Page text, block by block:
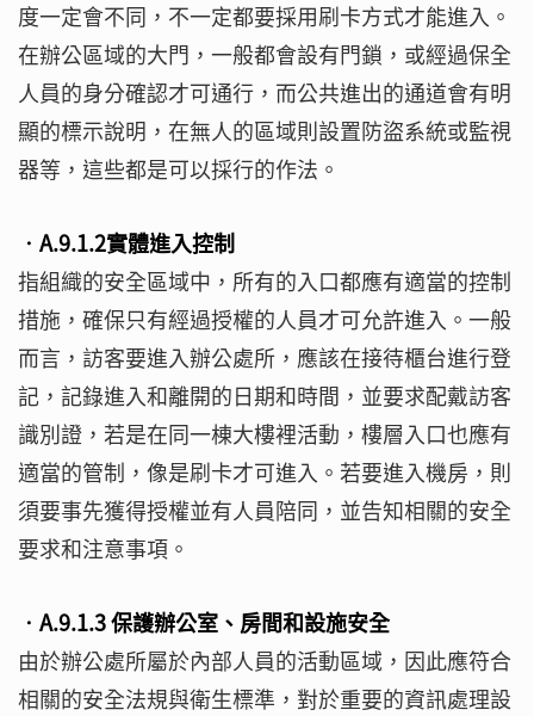
度一定會不同，不一定都要採用刷卡方式才能進入。
在辦公區域的大門，一般都會設有門鎖，或經過保全
人員的身分確認才可通行，而公共進出的通道會有明
顯的標示說明，在無人的區域則設置防盜系統或監視
器等，這些都是可以採行的作法。
‧A.9.1.2實體進入控制
指組織的安全區域中，所有的入口都應有適當的控制
措施，確保只有經過授權的人員才可允許進入。一般
而言，訪客要進入辦公處所，應該在接待櫃台進行登
記，記錄進入和離開的日期和時間，並要求配戴訪客
識別證，若是在同一棟大樓裡活動，樓層入口也應有
適當的管制，像是刷卡才可進入。若要進入機房，則
須要事先獲得授權並有人員陪同，並告知相關的安全
要求和注意事項。
‧A.9.1.3 保護辦公室、房間和設施安全
由於辦公處所屬於內部人員的活動區域，因此應符合
相關的安全法規與衛生標準，對於重要的資訊處理設